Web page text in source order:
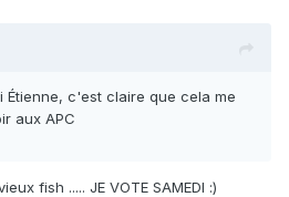
Étienne, c'est claire que cela me
aux APC
fish ..... JE VOTE SAMEDI :)